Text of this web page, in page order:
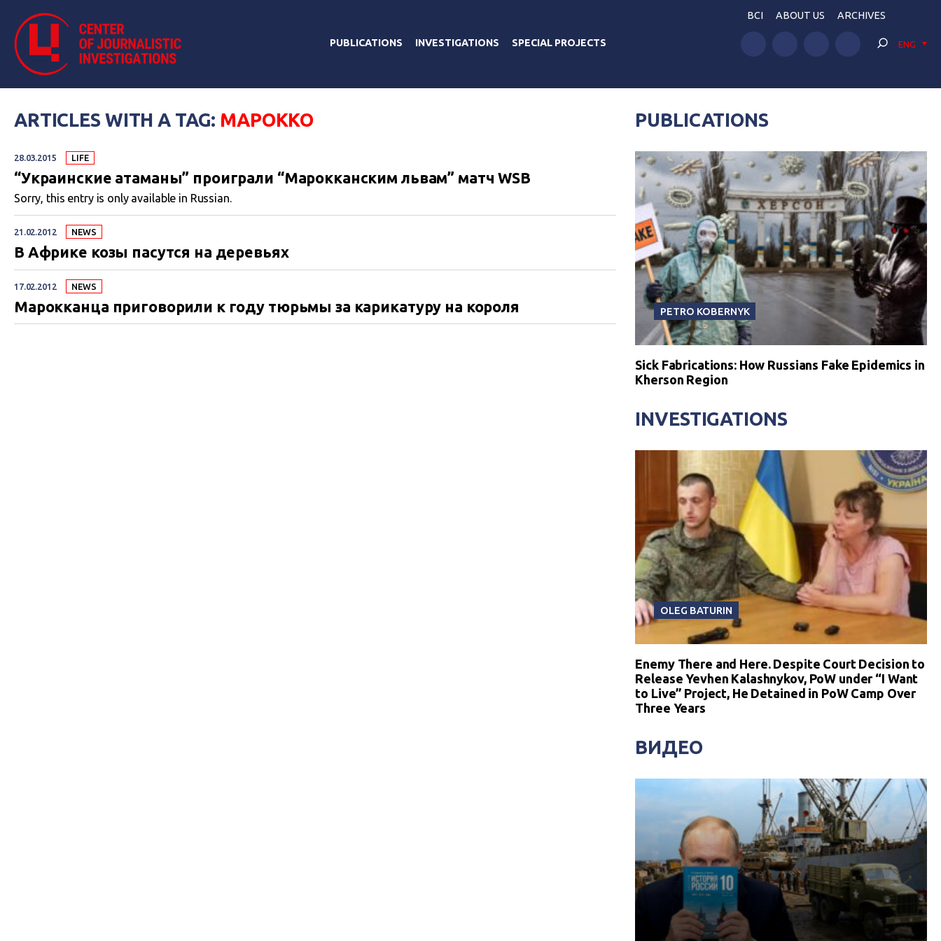
PUBLICATIONS INVESTIGATIONS SPECIAL PROJECTS
BCI ABOUT US ARCHIVES
ENG
ARTICLES WITH A TAG: МАРОККО
28.03.2015 LIFE
“Украинские атаманы” проиграли “Марокканским львам” матч WSB
Sorry, this entry is only available in Russian.
21.02.2012 NEWS
В Африке козы пасутся на деревьях
17.02.2012 NEWS
Марокканца приговорили к году тюрьмы за карикатуру на короля
PUBLICATIONS
PETRO KOBERNYK
Sick Fabrications: How Russians Fake Epidemics in
Kherson Region
INVESTIGATIONS
OLEG BATURIN
Enemy There and Here. Despite Court Decision to
Release Yevhen Kalashnykov, PoW under “I Want
to Live” Project, He Detained in PoW Camp Over
Three Years
ВИДЕО